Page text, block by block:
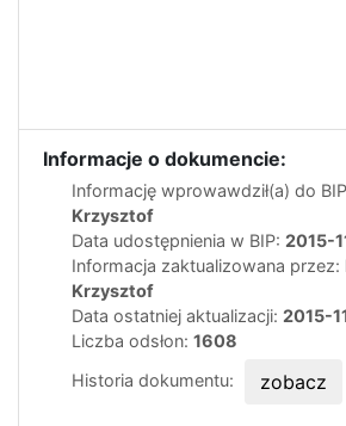
Informacje o dokumencie:
Informację wprowawdził(a) do
Krzysztof
Data udostępnienia w BIP: 2015-
Informacja zaktualizowana przez:
Krzysztof
Data ostatniej aktualizacji: 2015-
Liczba odsłon: 1608
Historia dokumentu:
zobacz